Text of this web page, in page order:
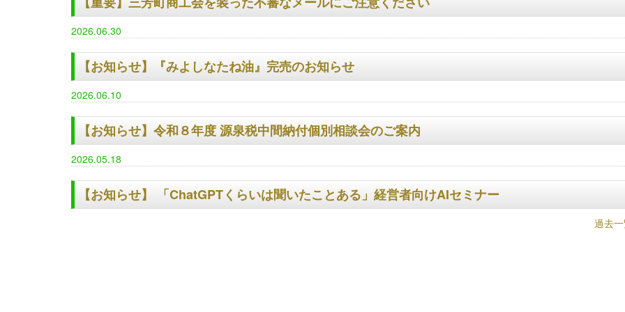
2026.06.30
【お知らせ】『みよしなたね油』完売のお知らせ
2026.06.10
【お知らせ】令和８年度 源泉税中間納付個別相談会のご案内
2026.05.18
【お知らせ】 「ChatGPTくらいは聞いたことある」経営者向けAIセミナー
過去